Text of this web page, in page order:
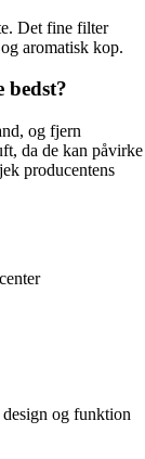
Det fine filter
aromatisk kop.
bedst?
og fjern
da de kan påvirke
producentens
og funktion